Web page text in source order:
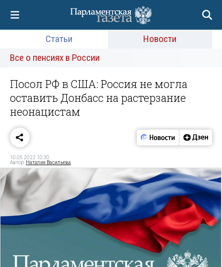
Статьи
Новости
Все о пенсиях в России
Посол РФ в США: Россия не могла
оставить Донбасс на растерзание
неонацистам
10.05.2022 10:30
Автор: Наталия Васильева